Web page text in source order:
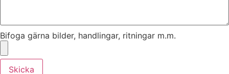
Bifoga gärna bilder, handlingar, ritningar m.m.
Skicka